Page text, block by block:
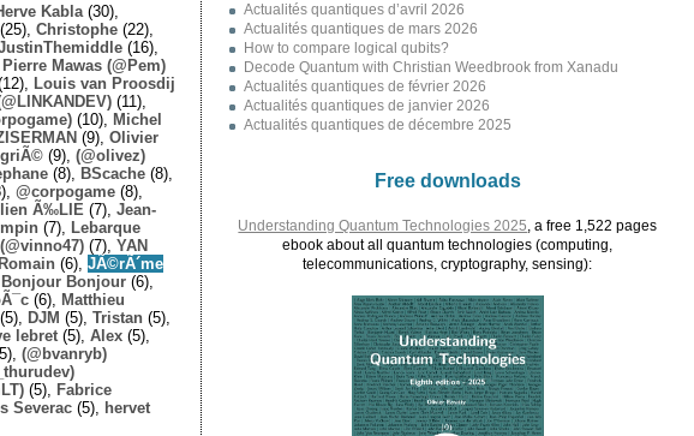
Kabla (30),
(25), Christophe (22),
(16),
Pierre Mawas (@Pem)
Louis van Proosdij
(11),
(10),
Michel
(9), Olivier
(9), (@olivez)
(8), BScache (8),
@corpogame (8),
Ã‰LIE (7), Jean-
(7),
Lebarque
(7), YAN
Romain (6), JÃ©rÃ´me
Bonjour Bonjour (6),
(6),
Matthieu
(5), DJM (5), Tristan (5),
lebret (5), Alex (5),
(@bvanryb)
(5),
Fabrice
Severac (5),
hervet
Actualités quantiques d’avril 2026
Actualités quantiques de mars 2026
How to compare logical qubits?
Decode Quantum with Christian Weedbrook from Xanadu
Actualités quantiques de février 2026
Actualités quantiques de janvier 2026
Actualités quantiques de décembre 2025
Free downloads
Understanding Quantum Technologies 2025 , a free 1,522 pages
ebook about all quantum technologies (computing,
telecommunications, cryptography, sensing):